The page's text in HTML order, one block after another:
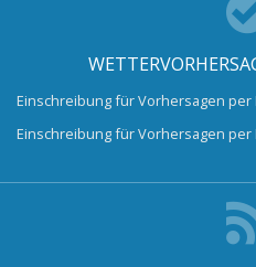
Einschreibung für Vorhersagen per
Einschreibung für Vorhersagen per